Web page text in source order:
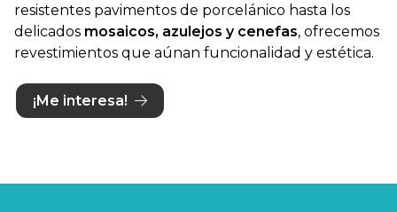
resistentes pavimentos de porcelánico hasta los
delicados mosaicos, azulejos y cenefas, ofrecemos
revestimientos que aúnan funcionalidad y estética.
¡Me interesa!